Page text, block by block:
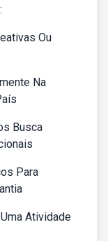
Ou
Na
Busca
Para
Atividade